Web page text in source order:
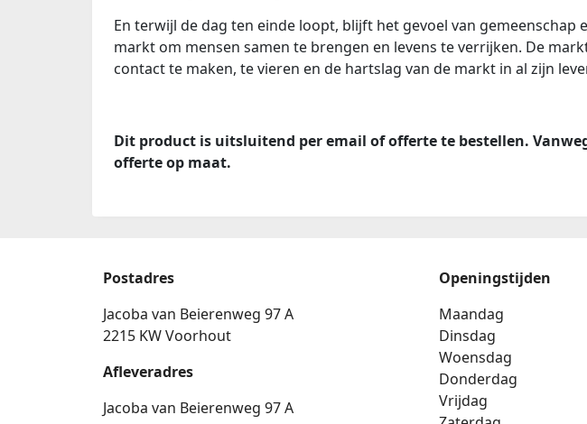
En terwijl de dag ten einde loopt, blijft het gevoel van
markt om mensen samen te brengen en levens te verrijken. De
contact te maken, te vieren en de hartslag van de markt in al zijn
Dit product is uitsluitend per email of offerte te bestellen.
offerte op maat.
Postadres
Jacoba van Beierenweg 97 A
2215 KW Voorhout
Afleveradres
Jacoba van Beierenweg 97 A
Openingstijden
Maandag
Dinsdag
Woensdag
Donderdag
Vrijdag